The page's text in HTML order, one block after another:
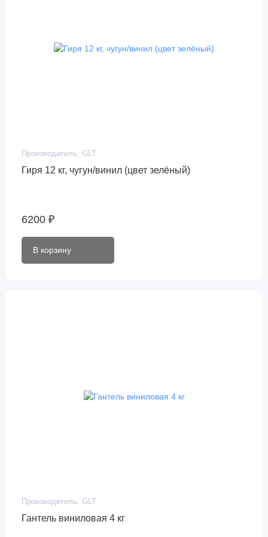
Производитель: GLT
Гиря 12 кг, чугун/винил (цвет зелёный)
6200 ₽
В корзину
Производитель: GLT
Гантель виниловая 4 кг